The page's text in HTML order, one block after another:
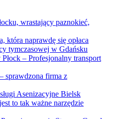
wrastający paznokieć,
która naprawdę się opłaca
tymczasowej w Gdańsku
– Profesjonalny transport
sprawdzona firma z
Asenizacyjne Bielsk
to tak ważne narzędzie